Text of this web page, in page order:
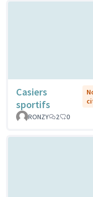
Casiers
sportifs
RONZY
2 0